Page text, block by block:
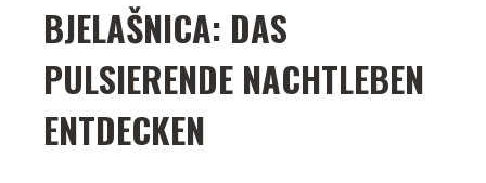
BJELAŠNICA: DAS
PULSIERENDE NACHTLEBEN
ENTDECKEN